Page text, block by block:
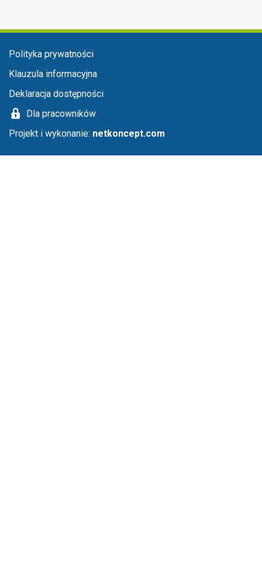
Menu stopka
Polityka prywatności
Klauzula informacyjna
Deklaracja dostępności
Dla pracowników
Projekt i wykonanie: netkoncept.com